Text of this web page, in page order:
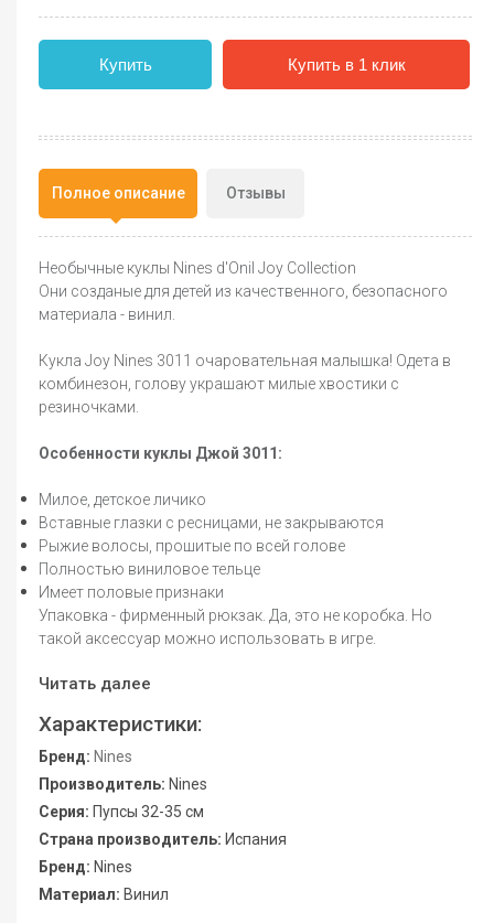
Купить Купить в 1 клик
Полное описание Отзывы
Необычные куклы Nines d'Onil Joy Collection
Они созданые для детей из качественного, безопасного
материала - винил.
Кукла Joy Nines 3011 очаровательная малышка! Одета в
комбинезон, голову украшают милые хвостики с
резиночками.
Особенности куклы Джой 3011:
Милое, детское личико
Вставные глазки c ресницами, не закрываются
Рыжие волосы, прошитые по всей голове
Полностью виниловое тельце
Имеет половые признаки
Упаковка - фирменный рюкзак. Да, это не коробка. Но
такой аксессуар можно использовать в игре.
Читать далее
Характеристики:
Бренд: Nines
Производитель: Nines
Серия: Пупсы 32-35 см
Страна производитель: Испания
Бренд: Nines
Материал: Винил